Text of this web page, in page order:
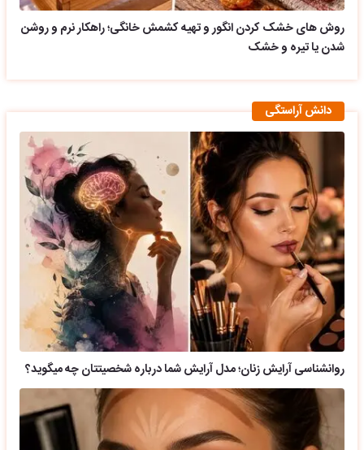
روش های خشک کردن انگور و تهیه کشمش خانگی؛ راهکار نرم و روشن
شدن یا تیره و خشک
دانش آراستگی
روانشناسی آرایش زنان؛ مدل آرایش شما درباره شخصیتتان چه میگوید؟